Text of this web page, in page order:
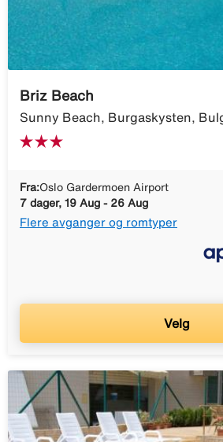
Briz Beach
Sunny Beach, Burgaskysten,
Fra:Oslo Gardermoen Airport
7 dager, 19 Aug - 26 Aug
Flere avganger og romtyper
Velg